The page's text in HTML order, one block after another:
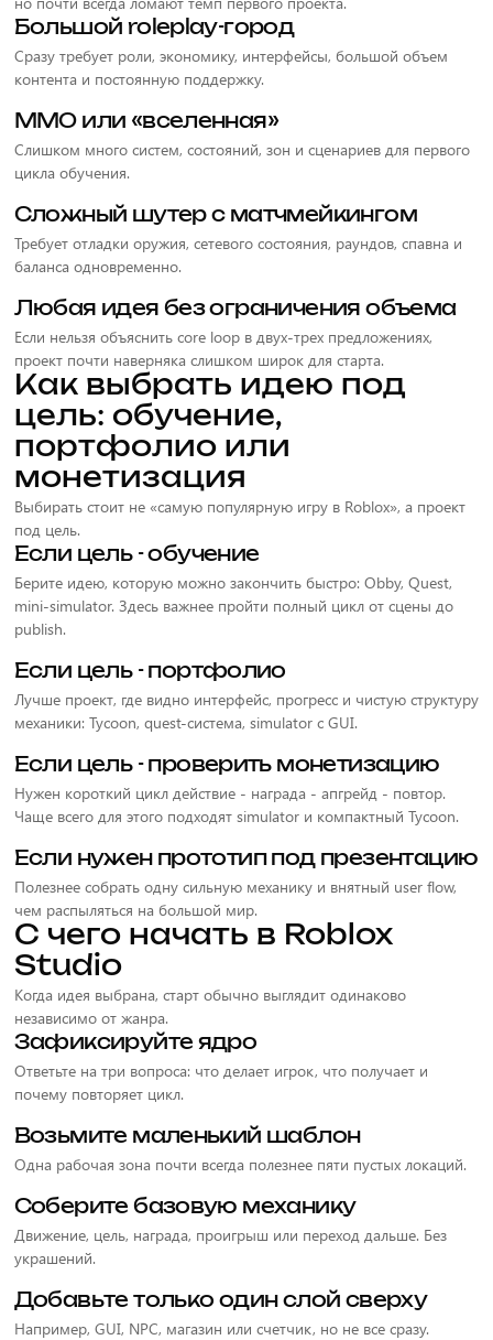
Большой roleplay-город
Сразу требует роли, экономику, интерфейсы, большой объем
контента и постоянную поддержку.
MMO или «вселенная»
Слишком много систем, состояний, зон и сценариев для первого
цикла обучения.
Сложный шутер с матчмейкингом
Требует отладки оружия, сетевого состояния, раундов, спавна и
баланса одновременно.
Любая идея без ограничения объема
Если нельзя объяснить core loop в двух-трех предложениях,
проект почти наверняка слишком широк для старта.
Как выбрать идею под
цель: обучение,
портфолио или
монетизация
Выбирать стоит не «самую популярную игру в Roblox», а проект
под цель.
Если цель - обучение
Берите идею, которую можно закончить быстро: Obby, Quest,
mini-simulator. Здесь важнее пройти полный цикл от сцены до
publish.
Если цель - портфолио
Лучше проект, где видно интерфейс, прогресс и чистую структуру
механики: Tycoon, quest-система, simulator с GUI.
Если цель - проверить монетизацию
Нужен короткий цикл действие - награда - апгрейд - повтор.
Чаще всего для этого подходят simulator и компактный Tycoon.
Если нужен прототип под презентацию
Полезнее собрать одну сильную механику и внятный user flow,
чем распыляться на большой мир.
С чего начать в Roblox
Studio
Когда идея выбрана, старт обычно выглядит одинаково
независимо от жанра.
Зафиксируйте ядро
Ответьте на три вопроса: что делает игрок, что получает и
почему повторяет цикл.
Возьмите маленький шаблон
Одна рабочая зона почти всегда полезнее пяти пустых локаций.
Соберите базовую механику
Движение, цель, награда, проигрыш или переход дальше. Без
украшений.
Добавьте только один слой сверху
Например, GUI, NPC, магазин или счетчик, но не все сразу.